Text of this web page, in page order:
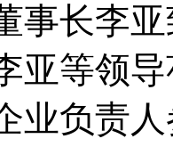
事长李
亚等领
业负责